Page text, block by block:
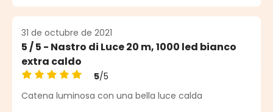
31 de octubre de 2021
5 / 5 - Nastro di Luce 20 m, 1000 led bianco
extra caldo
Calificación promedio de 5 de 5 estrellas
5/5
Catena luminosa con una bella luce calda